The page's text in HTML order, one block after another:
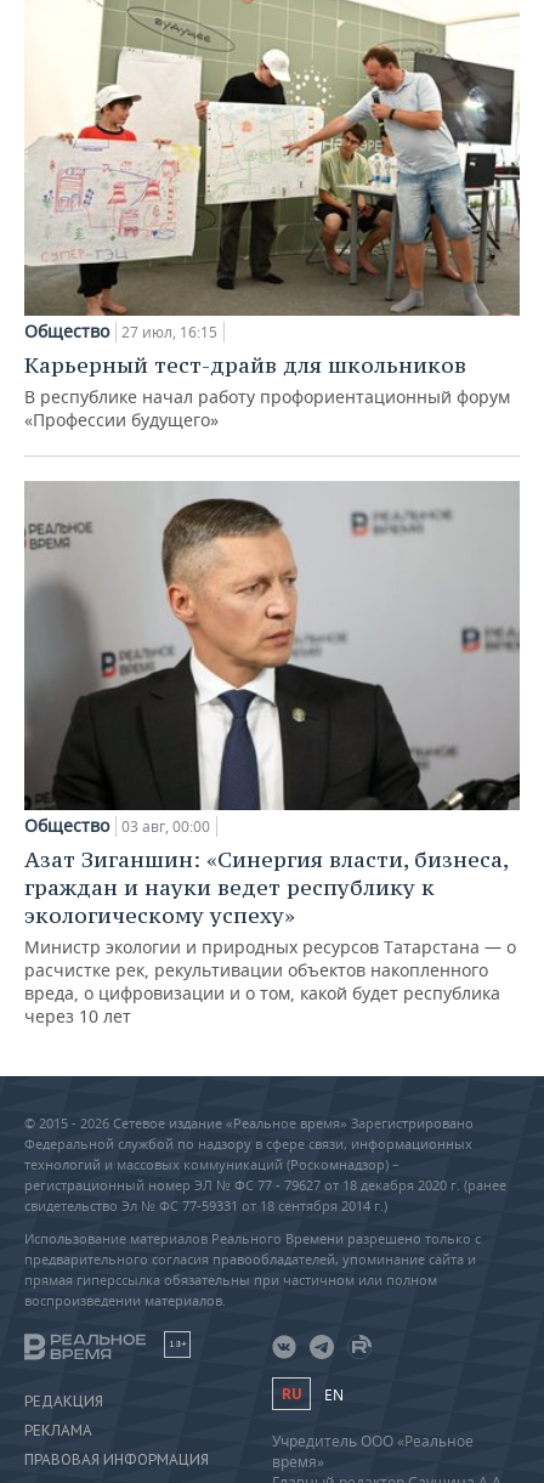
Общество 27 июл, 16:15
Карьерный тест-драйв для школьников
В республике начал работу профориентационный форум
«Профессии будущего»
Общество 03 авг, 00:00
Азат Зиганшин: «Синергия власти, бизнеса,
граждан и науки ведет республику к
экологическому успеху»
Министр экологии и природных ресурсов Татарстана — о
расчистке рек, рекультивации объектов накопленного
вреда, о цифровизации и о том, какой будет республика
через 10 лет
© 2015 - 2026 Сетевое издание «Реальное время» Зарегистрировано
Федеральной службой по надзору в сфере связи, информационных
технологий и массовых коммуникаций (Роскомнадзор) –
регистрационный номер ЭЛ № ФС 77 - 79627 от 18 декабря 2020 г. (ранее
свидетельство Эл № ФС 77-59331 от 18 сентября 2014 г.)
Использование материалов Реального Времени разрешено только с
предварительного согласия правообладателей, упоминание сайта и
прямая гиперссылка обязательны при частичном или полном
воспроизведении материалов.
18+
РЕДАКЦИЯ
РЕКЛАМА
ПРАВОВАЯ ИНФОРМАЦИЯ
RU EN
Учредитель ООО «Реальное
время»